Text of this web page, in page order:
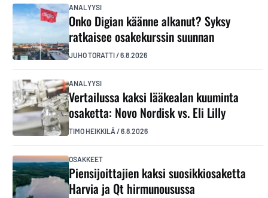
ANALYYSI
Onko Digian käänne alkanut? Syksy
ratkaisee osakekurssin suunnan
JUHO TORATTI/6.8.2026
ANALYYSI
Vertailussa kaksi lääkealan kuuminta
osaketta: Novo Nordisk vs. Eli Lilly
TIMO HEIKKILÄ /6.8.2026
OSAKKEET
Piensijoittajien kaksi suosikkiosaketta
Harvia ja Qt hirmunousussa